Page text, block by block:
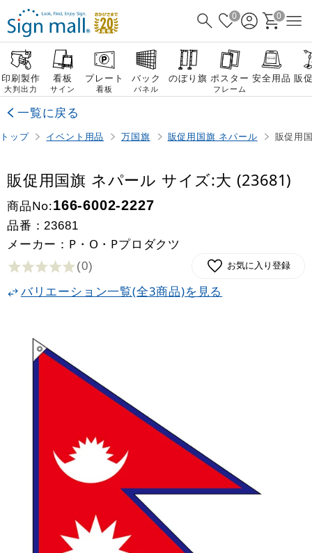
0 0
印刷製作
大判出力
看板
サイン
プレート
看板
バック
パネル
のぼり旗 ポスター
フレーム
安全用品 販
一覧に戻る
トップ イベント用品 万国旗 販促用国旗 ネパール 販促用
販促用国旗 ネパール サイズ:大 (23681)
商品No:166-6002-2227
品番：23681
メーカー：P・O・Pプロダクツ
(0) お気に入り登録
バリエーション一覧(全3商品)を見る